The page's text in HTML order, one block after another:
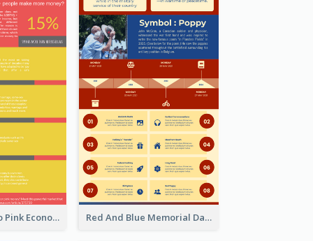
Introduction To Pink Economy Infographic Red And Blue Memorial Day Fasts Infographic Design